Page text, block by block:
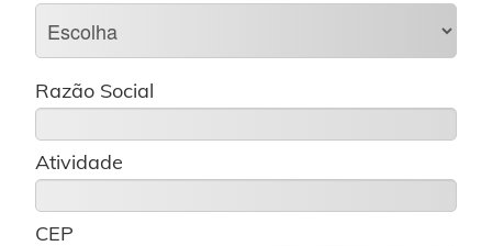
Razão Social
Atividade
CEP